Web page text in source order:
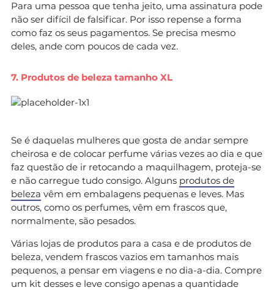
Para uma pessoa que tenha jeito, uma assinatura pode
não ser difícil de falsificar. Por isso repense a forma
como faz os seus pagamentos. Se precisa mesmo
deles, ande com poucos de cada vez.
7. Produtos de beleza tamanho XL
Se é daquelas mulheres que gosta de andar sempre
cheirosa e de colocar perfume várias vezes ao dia e que
faz questão de ir retocando a maquilhagem, proteja-se
e não carregue tudo consigo. Alguns produtos de
beleza vêm em embalagens pequenas e leves. Mas
outros, como os perfumes, vêm em frascos que,
normalmente, são pesados.
Várias lojas de produtos para a casa e de produtos de
beleza, vendem frascos vazios em tamanhos mais
pequenos, a pensar em viagens e no dia-a-dia. Compre
um kit desses e leve consigo apenas a quantidade